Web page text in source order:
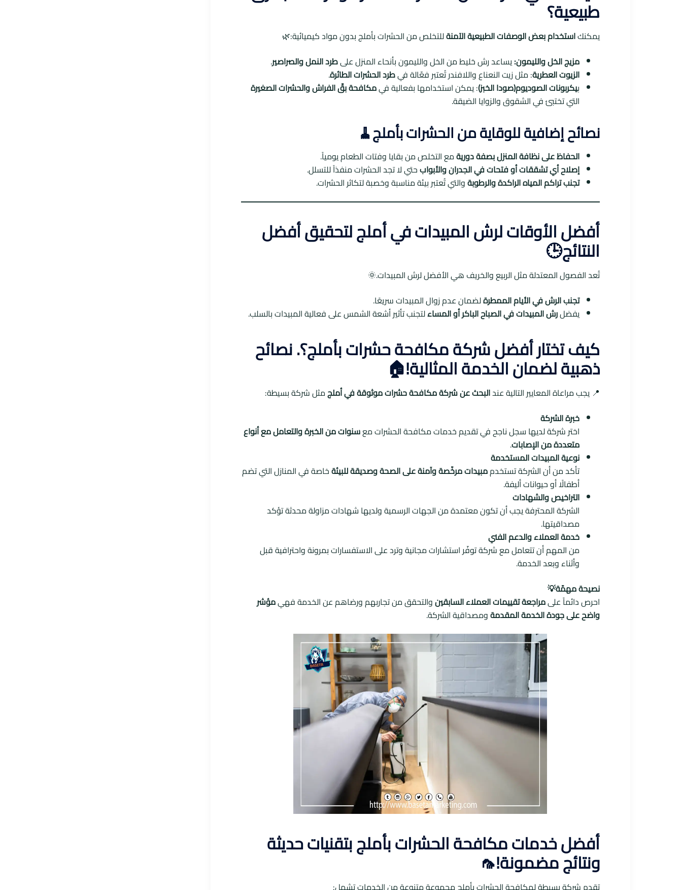
طبيعية؟
يمكنكاستخدام بعض الوصفات الطبيعية الآمنةللتخلص من الحشرات بأملج بدون مواد كيميائية:🌿
مزيج الخل والليمون:يساعد رش خليط من الخل والليمون بأنحاء المنزل علىطرد النمل والصراصير.
الزيوت العطرية: مثل زيت النعناع واللافندر تُعتبر فعّالة فيطرد الحشرات الطائرة.
بيكربونات الصوديوم(صودا الخبز): يمكن استخدامها بفعالية فيمكافحة بقّ الفراش والحشرات الصغيرة
التي تختبئ في الشقوق والزوايا الضيقة.
نصائح إضافية للوقاية من الحشرات بأملج🧹
الحفاظ على نظافة المنزل بصفة دوريةمع التخلص من بقايا وفتات الطعام يومياً.
إصلاح أي تشققات أو فتحات في الجدران والأبوابحتي لا تجد الحشرات منفذاً للتسلل.
تجنب تراكم المياه الراكدة والرطوبةوالتي تُعتبر بيئة مناسبة وخصبة لتكاثر الحشرات.
أفضل الأوقات لرش المبيدات في أملج لتحقيق أفضل
النتائج🕒
تُعد الفصول المعتدلة مثل الربيع والخريف هي الأفضل لرش المبيدات.🌞
تجنب الرش في الأيام الممطرةلضمان عدم زوال المبيدات سريعًا.
يفضلرش المبيدات في الصباح الباكر أو المساءلتجنب تأثير أشعة الشمس على فعالية المبيدات بالسلب.
كيف تختار أفضل شركة مكافحة حشرات بأملج؟. نصائح
ذهبية لضمان الخدمة المثالية!🏠
📍 يجب مراعاة المعايير التالية عندالبحث عن شركة مكافحة حشرات موثوقة في أملجمثل شركة بسيطة:
خبرة الشركة
اختر شركة لديها سجل ناجح في تقديم خدمات مكافحة الحشرات معسنوات من الخبرة والتعامل مع أنواع
متعددة من الإصابات.
نوعية المبيدات المستخدمة
تأكد من أن الشركة تستخدممبيدات مرخّصة وآمنة على الصحة وصديقة للبيئةخاصة في المنازل التي تضم
أطفالًا أو حيوانات أليفة.
التراخيص والشهادات
الشركة المحترفة يجب أن تكون معتمدة من الجهات الرسمية ولديها شهادات مزاولة محدثة تؤكد
مصداقيتها.
خدمة العملاء والدعم الفني
من المهم أن تتعامل مع شركة توفّر استشارات مجانية وترد على الاستفسارات بمرونة واحترافية قبل
وأثناء وبعد الخدمة.
نصيحة مهمّة💡
احرص دائماً علىمراجعة تقييمات العملاء السابقينوالتحقق من تجاربهم ورضاهم عن الخدمة فهيمؤشر
واضح على جودة الخدمة المقدمةومصداقية الشركة.
أفضل خدمات مكافحة الحشرات بأملج بتقنيات حديثة
ونتائج مضمونة!🦟
تقدم شركة بسيطة لمكافحة الحشرات بأملج مجموعة متنوعة من الخدمات تشمل: